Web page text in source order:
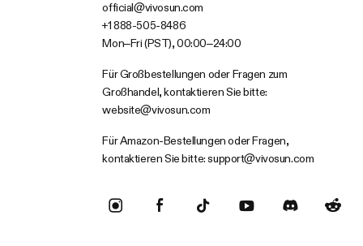
official@vivosun.com
+1 888-505-8486
Mon–Fri (PST), 00:00–24:00
Für Großbestellungen oder Fragen zum
Großhandel, kontaktieren Sie bitte:
website@vivosun.com
Für Amazon-Bestellungen oder Fragen,
kontaktieren Sie bitte:support@vivosun.com